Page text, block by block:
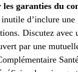
les garanties du
d’inclure une
Discutez avec
par une